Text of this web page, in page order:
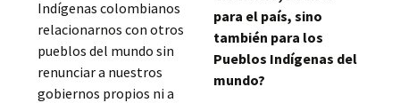
Indígenas colombianos
relacionarnos con otros
pueblos del mundo sin
renunciar a nuestros
gobiernos propios ni a
para el país, sino
también para los
Pueblos Indígenas del
mundo?